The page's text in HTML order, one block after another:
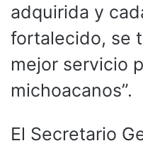
adquirida y
fortalecido, se
mejor servicio
michoacanos”.
El Secretario